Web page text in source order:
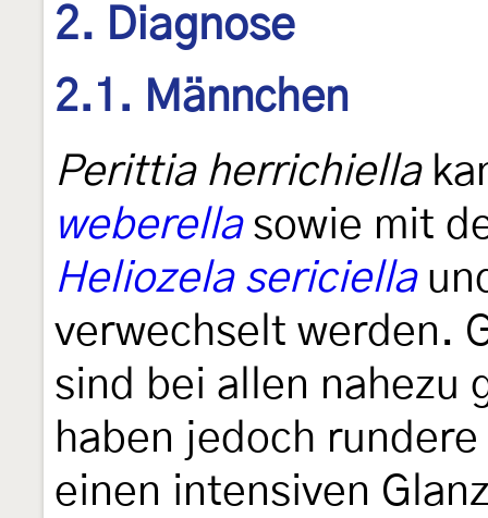
2. Diagnose
2.1. Männchen
Perittia herrichiella
weberellasowie mit
Heliozela sericiella
verwechselt werden.
sind bei allen nahezu
haben jedoch
einen intensiven